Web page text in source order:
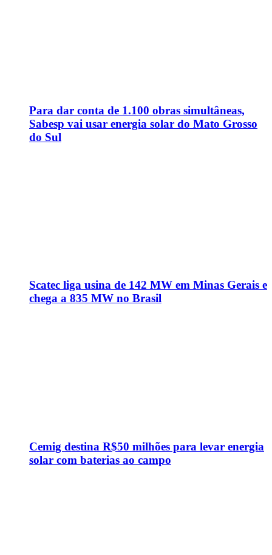
Para dar conta de 1.100 obras simultâneas,
Sabesp vai usar energia solar do Mato Grosso
do Sul
Scatec liga usina de 142 MW em Minas Gerais e
chega a 835 MW no Brasil
Cemig destina R$50 milhões para levar energia
solar com baterias ao campo